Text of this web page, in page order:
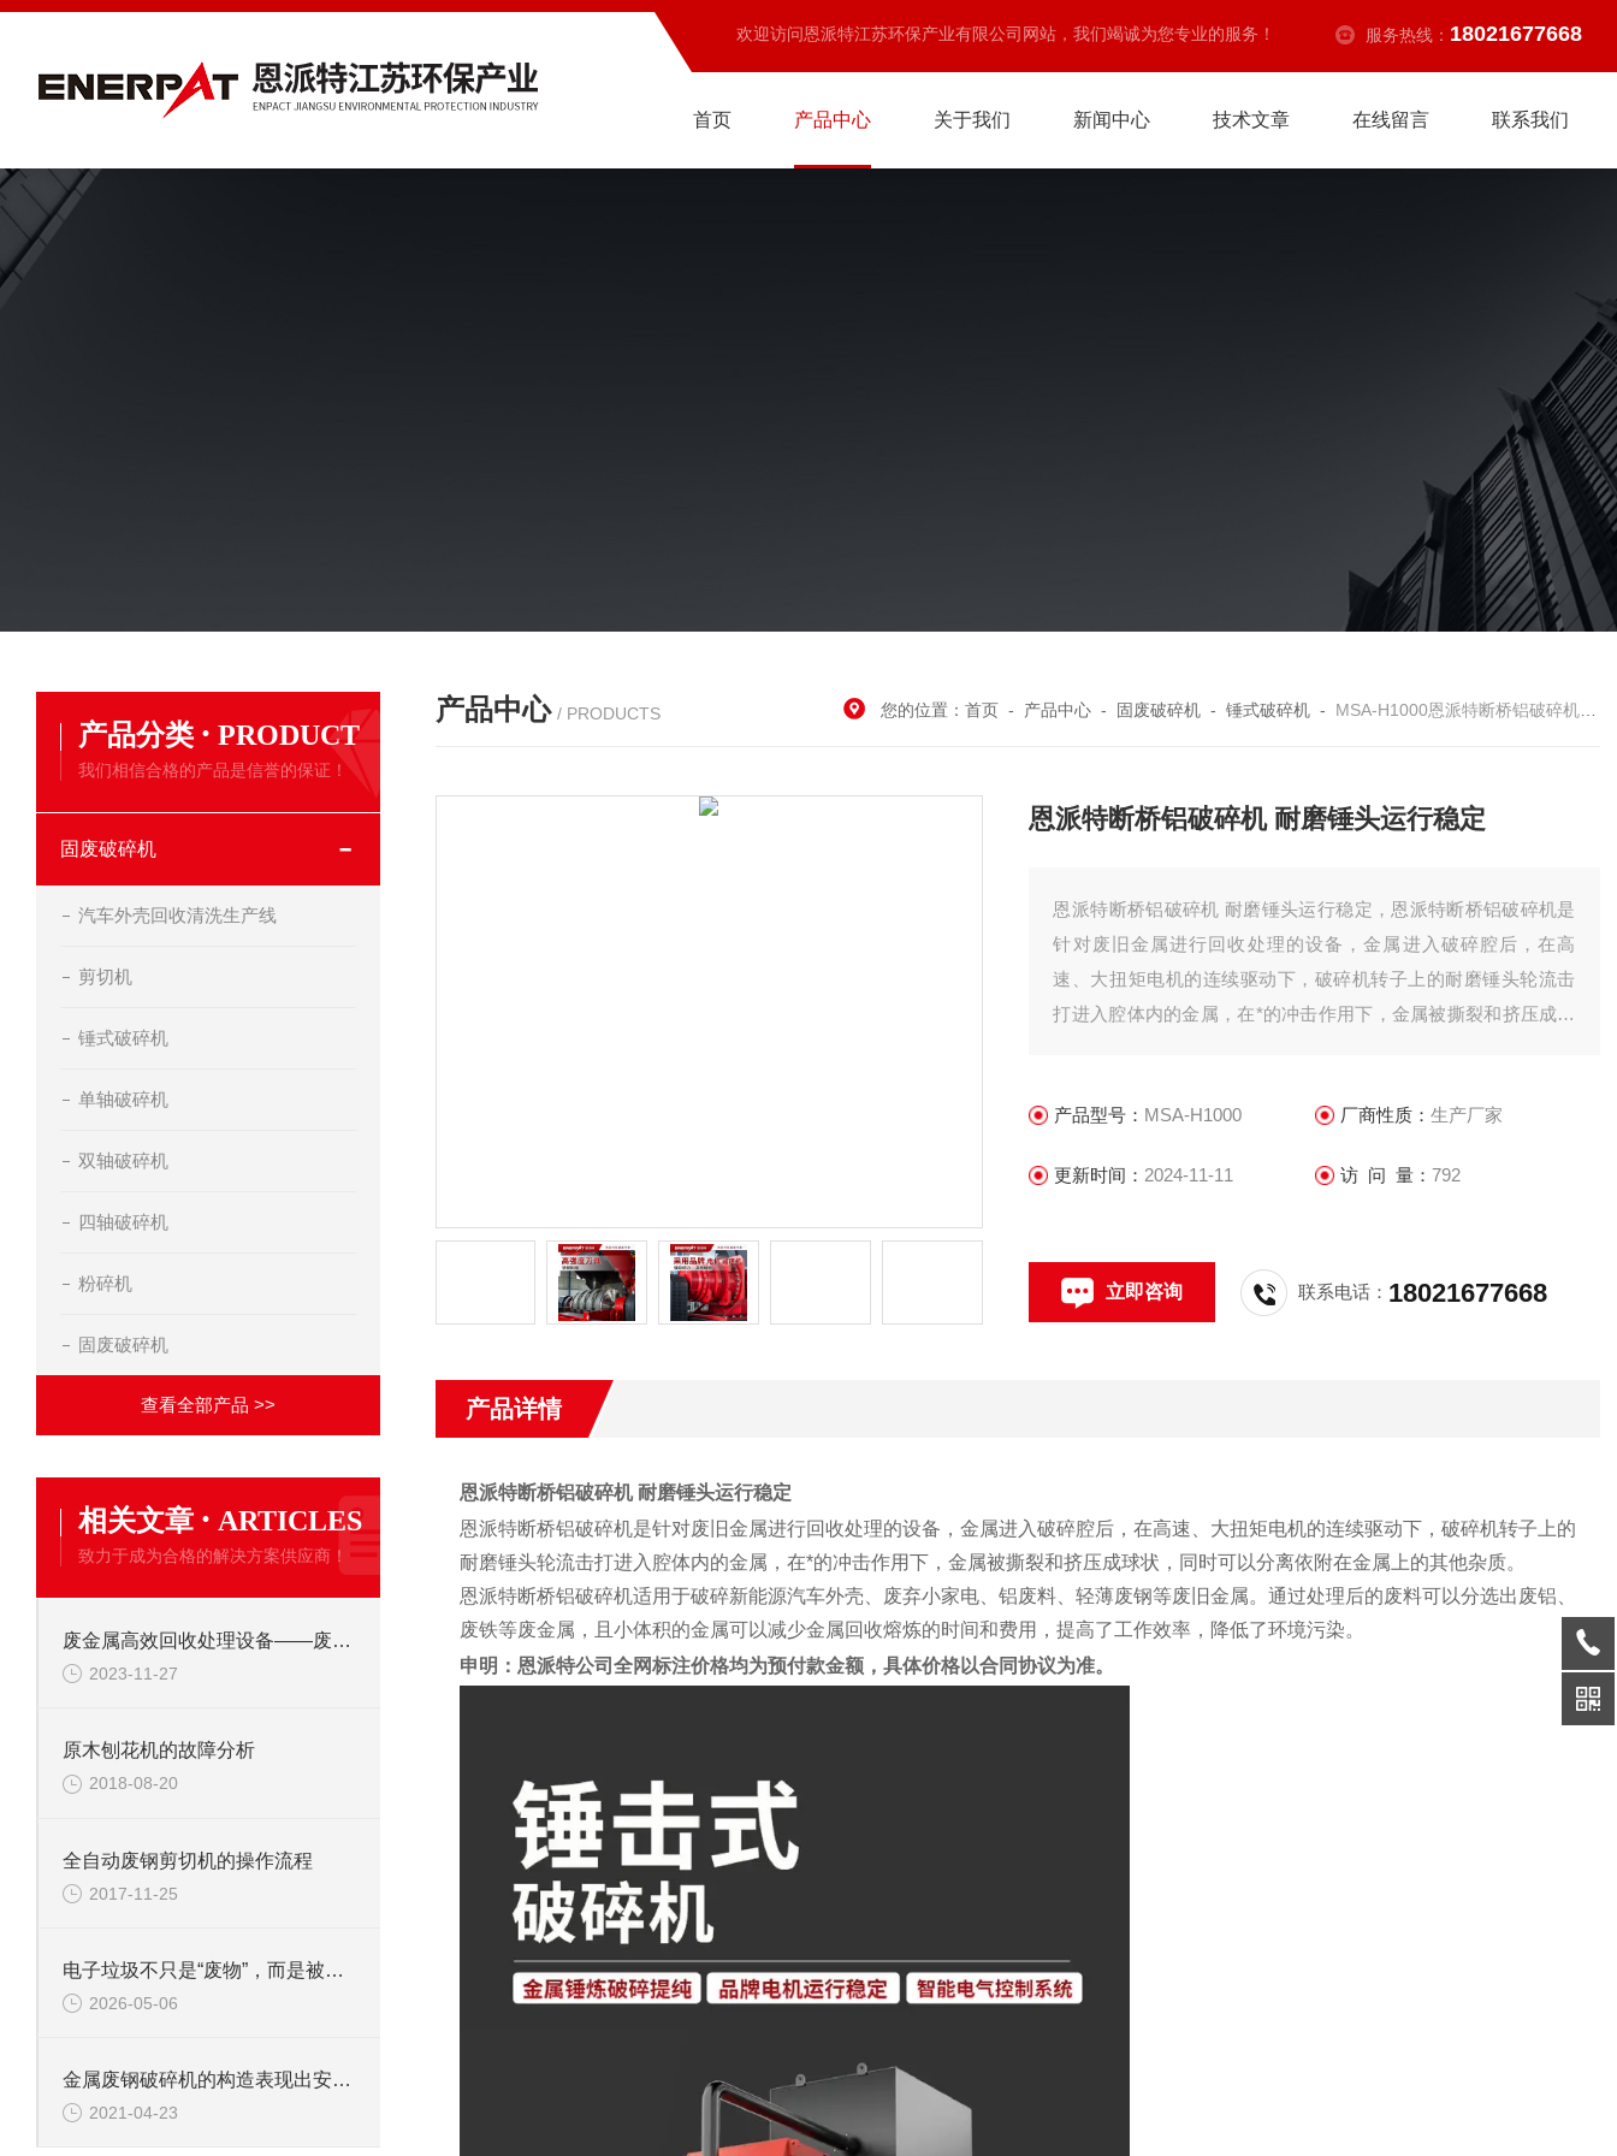
欢迎访问恩派特江苏环保产业有限公司网站，我们竭诚为您专业的服务！ 服务热线： 18021677668
首页 产品中心 关于我们 新闻中心 技术文章 在线留言 联系我们
产品分类 · PRODUCT
我们相信合格的产品是信誉的保证！
固废破碎机
汽车外壳回收清洗生产线
剪切机
锤式破碎机
单轴破碎机
双轴破碎机
四轴破碎机
粉碎机
固废破碎机
查看全部产品 >>
相关文章 · ARTICLES
致力于成为合格的解决方案供应商！
废金属高效回收处理设备——废钢边角料锤式撕碎机
2023-11-27
原木刨花机的故障分析
2018-08-20
全自动废钢剪切机的操作流程
2017-11-25
电子垃圾不只是“废物”，而是被低估的城市矿山
2026-05-06
金属废钢破碎机的构造表现出安全可靠性
2021-04-23
产品中心 / PRODUCTS 您的位置：首页 - 产品中心 - 固废破碎机 -锤式破碎机 - MSA-H1000恩派特断桥铝破碎机 耐磨锤头运行稳定
恩派特断桥铝破碎机 耐磨锤头运行稳定
恩派特断桥铝破碎机 耐磨锤头运行稳定，恩派特断桥铝破碎机是
针对废旧金属进行回收处理的设备，金属进入破碎腔后，在高
速、大扭矩电机的连续驱动下，破碎机转子上的耐磨锤头轮流击
打进入腔体内的金属，在*的冲击作用下，金属被撕裂和挤压成球
产品型号： MSA-H1000 厂商性质： 生产厂家
更新时间： 2024-11-11 访 问 量： 792
立即咨询 联系电话： 18021677668
产品详情
恩派特断桥铝破碎机 耐磨锤头运行稳定
恩派特断桥铝破碎机是针对废旧金属进行回收处理的设备，金属进入破碎腔后，在高速、大扭矩电机的连续驱动下，破碎机转子上的
耐磨锤头轮流击打进入腔体内的金属，在*的冲击作用下，金属被撕裂和挤压成球状，同时可以分离依附在金属上的其他杂质。
恩派特断桥铝破碎机适用于破碎新能源汽车外壳、废弃小家电、铝废料、轻薄废钢等废旧金属。通过处理后的废料可以分选出废铝、
废铁等废金属，且小体积的金属可以减少金属回收熔炼的时间和费用，提高了工作效率，降低了环境污染。
申明：恩派特公司全网标注价格均为预付款金额，具体价格以合同协议为准。